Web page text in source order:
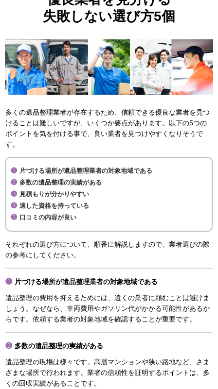
失敗しない選び方5個
多くの遺品整理業者が存在するため、信頼できる優良な業者を見つ
けることは難しいですが、いくつか要点があります。以下の5つの
ポイントを気を付ける事で、良い業者を見つけやすくなりそうで
す。
片づける場所が遺品整理業者の対象地域である
多数の遺品整理の実績がある
見積もりが分かりやすい
適した資格を持っている
口コミの内容が良い
それぞれの選び方について、順番に解説しますので、業者選びの際
の参考にしてください。
片づける場所が遺品整理業者の対象地域である
遺品整理の費用を抑えるためには、遠くの業者に頼むことは避けま
しょう。なぜなら、車両費用やガソリン代がかかる可能性があるか
らです。依頼する業者の対象地域を確認することが重要です。
多数の遺品整理の実績がある
遺品整理の現場は様々です。高層マンションや狭い路地など、さま
ざまな場所で行われます。業者の信頼性を証明するポイントは、多
くの回収実績があることです。